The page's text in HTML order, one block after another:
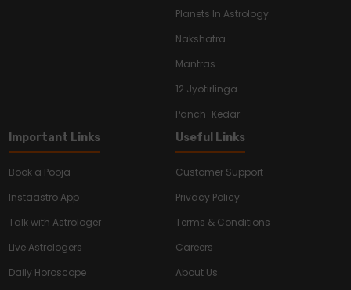
Planets In Astrology
Nakshatra
Mantras
12 Jyotirlinga
Panch-Kedar
Important Links
Book a Pooja
Instaastro App
Talk with Astrologer
Live Astrologers
Daily Horoscope
Useful Links
Customer Support
Privacy Policy
Terms & Conditions
Careers
About Us